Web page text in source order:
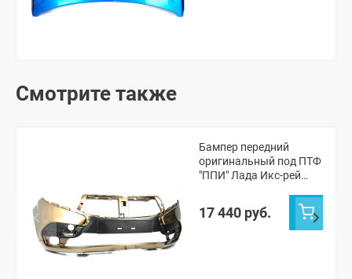
Смотрите также
Бампер передний
оригинальный под ПТФ
"ППИ" Лада Икс-рей
17 440 руб.